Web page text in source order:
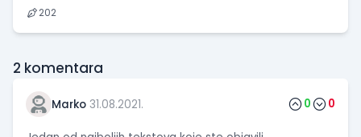
202
2 komentara
Marko 31.08.2021. 0 0